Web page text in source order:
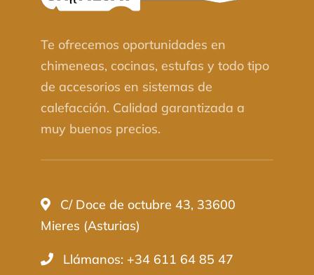
Te ofrecemos oportunidades en
chimeneas, cocinas, estufas y todo tipo
de accesorios en sistemas de
calefacción. Calidad garantizada a
muy buenos precios.
C/ Doce de octubre 43, 33600
Mieres (Asturias)
Llámanos: +34 611 64 85 47